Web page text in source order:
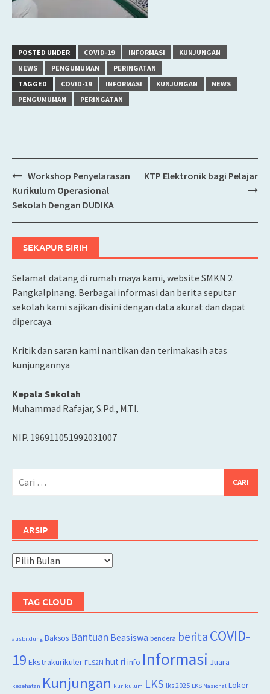
POSTED UNDER COVID-19 INFORMASI
KUNJUNGAN
NEWS
PENGUMUMAN
PERINGATAN
TAGGED
COVID-19 INFORMASI KUNJUNGAN
NEWS
PENGUMUMAN
PERINGATAN
Post
navigation
Workshop Penyelarasan
Kurikulum Operasional
Sekolah Dengan DUDIKA
KTP Elektronik bagi Pelajar
SEKAPUR SIRIH
Selamat datang di rumah maya kami, website SMKN 2
Pangkalpinang. Berbagai informasi dan berita seputar
sekolah kami sajikan disini dengan data akurat dan dapat
dipercaya.
Kritik dan saran kami nantikan dan terimakasih atas
kunjungannya
Kepala Sekolah
Muhammad Rafajar, S.Pd., M.TI.
NIP. 196911051992031007
ARSIP
Arsip
TAG CLOUD
ausbildung Baksos Bantuan Beasiswa bendera berita COVID-
19 Ekstrakurikuler FLS2N hut ri info Informasi Juara
kesehatan Kunjungan kurikulum LKS lks 2025 LKS Nasional Loker